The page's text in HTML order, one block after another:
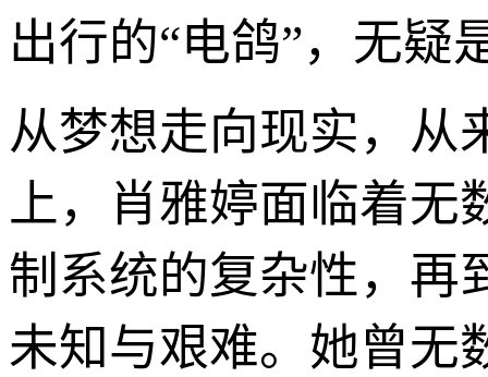
出行的“电鸽”，无疑
从梦想走向现实，从
上，肖雅婷面临着无
制系统的复杂性，再
未知与艰难。她曾无